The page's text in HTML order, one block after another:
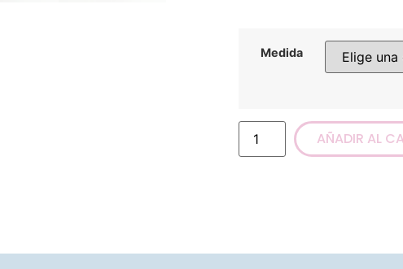
Medida
AÑADIR AL